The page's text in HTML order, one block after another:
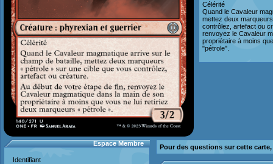
Célérité
Quand le Cavaleur
mettez deux
contrôlez, artefact ou
renvoyez le Cavaleur
propriétaire à moins
"pétrole".
Espace Membre
Identifiant
Pour des questions sur cette